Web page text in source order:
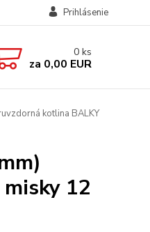
Prihlásenie
0 ks
za 0,00 EUR
kotlina BALKY
12